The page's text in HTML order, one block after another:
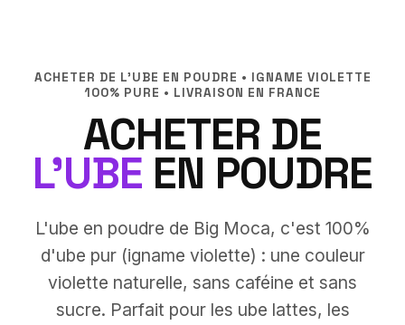
ACHETER DE L'UBE EN POUDRE • IGNAME VIOLETTE
100% PURE • LIVRAISON EN FRANCE
ACHETER DE
L'UBE EN POUDRE
L'ube en poudre de Big Moca, c'est 100%
d'ube pur (igname violette) : une couleur
violette naturelle, sans caféine et sans
sucre. Parfait pour les ube lattes, les